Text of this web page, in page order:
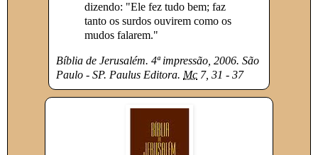
dizendo: "Ele fez tudo bem; faz
tanto os surdos ouvirem como os
mudos falarem."
Bíblia de Jerusalém. 4ª impressão, 2006. São
Paulo - SP. Paulus Editora. Mc 7, 31 - 37